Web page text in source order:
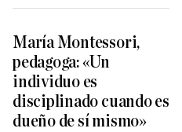
María Montessori,
pedagoga: «Un
individuo es
disciplinado cuando es
dueño de sí mismo»